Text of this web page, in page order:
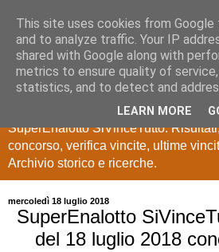
Estrazioni Lotto
SuperEnalotto
Ultime estrazioni di Lotto,
SuperEnalotto SiVinceTutto.
concorso, verifica vincite, ultime
Archivio storico e ricerche.
mercoledì 18 luglio 2018
SuperEnalotto
del 18 luglio 2018
This site uses cookies from
and to analyze traffic. Your IP
shared with Google along with
metrics to ensure quality of
statistics, and to detect and
LEARN MORE